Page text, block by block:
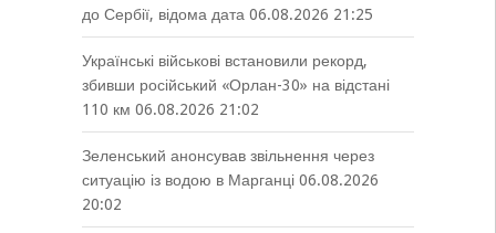
до Сербії, відома дата 06.08.2026 21:25
Українські військові встановили рекорд,
збивши російський «Орлан-30» на відстані
110 км 06.08.2026 21:02
Зеленський анонсував звільнення через
ситуацію із водою в Марганці 06.08.2026
20:02